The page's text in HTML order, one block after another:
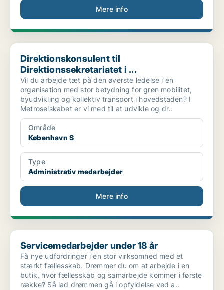
Mere info
Direktionskonsulent til Direktionssekretariatet i ...
Direktionskonsulent til
Direktionssekretariatet i ...
Vil du arbejde tæt på den øverste ledelse i en
organisation med stor betydning for grøn mobilitet,
byudvikling og kollektiv transport i hovedstaden? I
Metroselskabet er vi med til at udvikle og dr..
Område
København S
Type
Administrativ medarbejder
Mere info
Servicemedarbejder under 18 år
Servicemedarbejder under 18 år
Få nye udfordringer i en stor virksomhed med et
stærkt fællesskab. Drømmer du om at arbejde i en
butik, hvor fællesskab og samarbejde kommer i første
række? Så lad drømmen gå i opfyldelse ved a..